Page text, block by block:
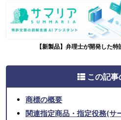
【新製品】弁理士が開発した
この記事
商標の概要
関連指定商品・指定役務(サ